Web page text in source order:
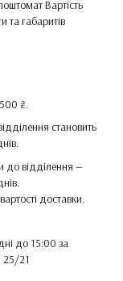
Вартість
та габаритів
₴.
становить
до відділення —
доставки.
до 15:00 за
25/21